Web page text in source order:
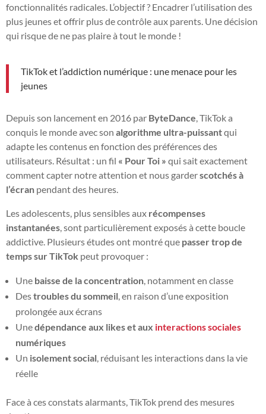
fonctionnalités radicales. L’objectif ? Encadrer l’utilisation des
plus jeunes et offrir plus de contrôle aux parents. Une décision
qui risque de ne pas plaire à tout le monde !
TikTok et l’addiction numérique : une menace pour les
jeunes
Depuis son lancement en 2016 par ByteDance , TikTok a
conquis le monde avec son algorithme ultra-puissantqui
adapte les contenus en fonction des préférences des
utilisateurs. Résultat : un fil « Pour Toi » qui sait exactement
comment capter notre attention et nous garderscotchés à
l’écran pendant des heures.
Les adolescents, plus sensibles aux récompenses
instantanées , sont particulièrement exposés à cette boucle
addictive. Plusieurs études ont montré que passer trop de
temps sur TikTok peut provoquer :
Une baisse de la concentration , notamment en classe
Destroubles du sommeil , en raison d’une exposition
prolongée aux écrans
Unedépendance aux likes et aux interactions sociales
numériques
Un isolement social , réduisant les interactions dans la vie
réelle
Face à ces constats alarmants, TikTok prend des mesures